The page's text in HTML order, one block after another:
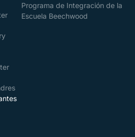
Programa de Integración de la
Escuela Beechwood